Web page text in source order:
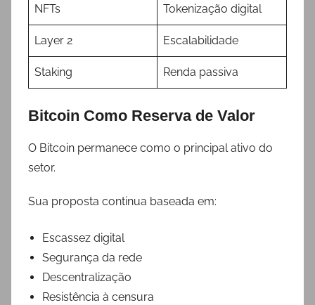
NFTs Tokenização digital
Layer 2 Escalabilidade
Staking Renda passiva
Bitcoin Como Reserva de Valor
O Bitcoin permanece como o principal ativo do
setor.
Sua proposta continua baseada em:
Escassez digital
Segurança da rede
Descentralização
Resistência à censura